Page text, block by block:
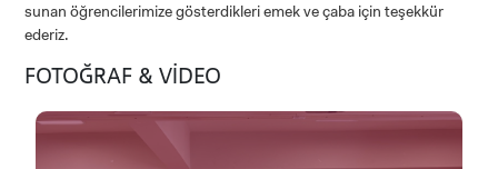
sunan öğrencilerimize gösterdikleri emek ve çaba için teşekkür
ederiz.
FOTOĞRAF & VİDEO